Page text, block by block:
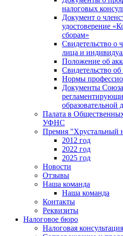
налоговых
Документ о
удостоверение
сборам»
Свидетельство о
лица и
Положение об
Свидетельство
Нормы
Документы
образовательной
Палата в
УФНС
Премия "Хрустальный
2012 год
2022 год
2025 год
Новости
Отзывы
Наша команда
Наша команда
Контакты
Реквизиты
Налоговое бюро
Налоговая консультация